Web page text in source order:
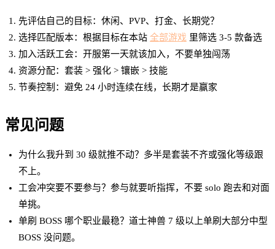
先评估自己的目标：休闲、PVP、打金、长期党？
选择匹配版本：根据目标在本站 全部游戏 里筛选 3-5 款备选
加入活跃工会：开服第一天就该加入，不要单独闯荡
资源分配：套装 > 强化 > 镶嵌 > 技能
节奏控制：避免 24 小时连续在线，长期才是赢家
常见问题
为什么我升到 30 级就推不动？多半是套装不齐或强化等级跟
不上。
工会冲突要不要参与？参与就要听指挥，不要 solo 跑去和对面
单挑。
单刷 BOSS 哪个职业最稳？道士神兽 7 级以上单刷大部分中型
BOSS 没问题。